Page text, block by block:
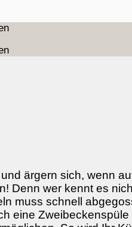
ärgern sich, wenn
Denn wer kennt es
muss schnell
eine